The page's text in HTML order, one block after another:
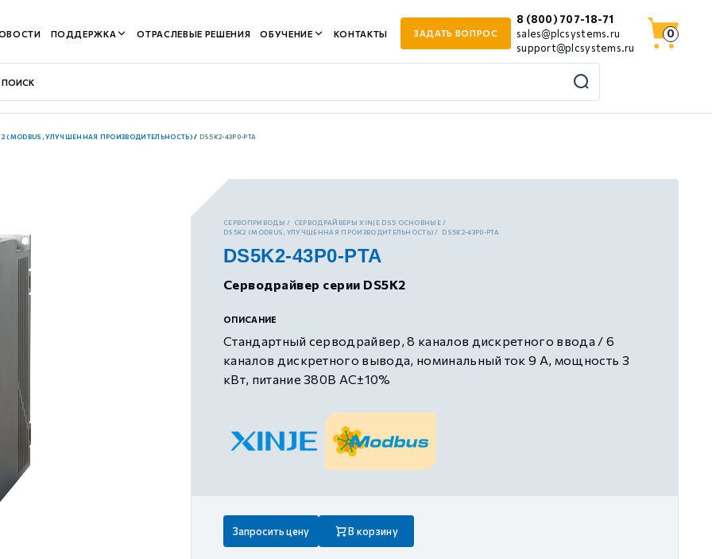
ПОДДЕРЖКА ОТРАСЛЕВЫЕ РЕШЕНИЯ ОБУЧЕНИЕ КОНТАКТЫ ЗАДАТЬ ВОПРОС
8 (800) 707-18-71
sales@plcsystems.ru
support@plcsystems.ru
0
(MODBUS, УЛУЧШЕННАЯ ПРОИЗВОДИТЕЛЬНОСТЬ) / DS5K2-43P0-PTA
СЕРВОПРИВОДЫ
СЕРВОДРАЙВЕРЫ XINJE DS5 ОСНОВНЫЕ
DS5K2 (MODBUS, УЛУЧШЕННАЯ ПРОИЗВОДИТЕЛЬНОСТЬ)
DS5K2-43P0-PTA
DS5K2-43P0-PTA
Серводрайвер серии DS5K2
ОПИСАНИЕ
Стандартный серводрайвер, 8 каналов дискретного ввода / 6
каналов дискретного вывода, номинальный ток 9 А, мощность 3
кВт, питание 380В AC±10%
Запросить цену В корзину
с разомкнутым контуром)
контуром)